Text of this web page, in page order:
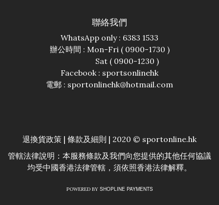
聯絡我們
WhatsApp only : 6383 1533
辦公時間 : Mon-Fri ( 0900-1730 )
Sat ( 0900-1230 )
Facebook : sportsonlinehk
電郵 : sportonlinehk@hotmail.com
退換貨政策 | 條款及細則 | 2020 © sportonline.hk
管轄法律說明：本服務條款及我們向您提供的其他任何協議
均受中國香港法律管轄，須依照香港法律解釋。
POWERED BY SHOPLINE PAYMENTS